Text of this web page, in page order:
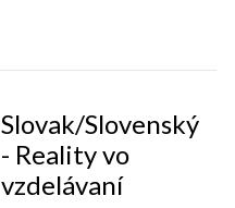
Slovak/Slovenský
- Reality vo
vzdelávaní